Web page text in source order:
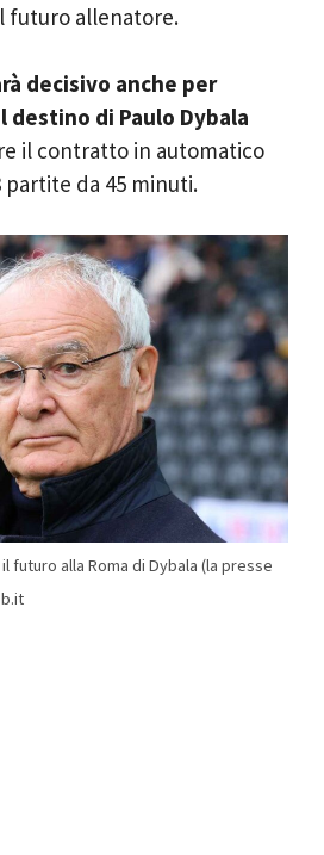
futuro allenatore.
decisivo anche per
destino di Paulo Dybala
il contratto in automatico
partite da 45 minuti.
futuro alla Roma di Dybala (la presse